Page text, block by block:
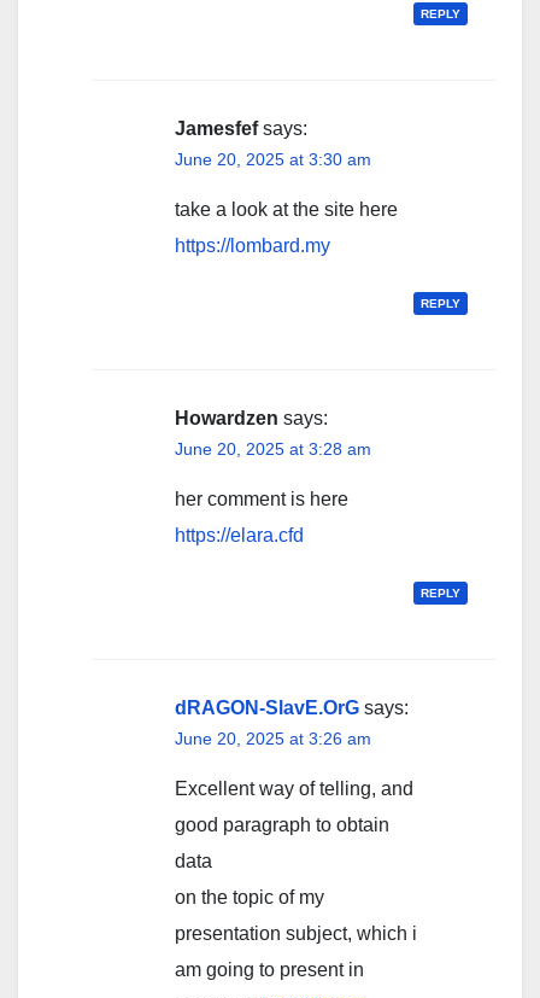
REPLY
Jamesfef says:
June 20, 2025 at 3:30 am
take a look at the site here
https://lombard.my
REPLY
Howardzen says:
June 20, 2025 at 3:28 am
her comment is here
https://elara.cfd
REPLY
dRAGON-SlavE.OrG says:
June 20, 2025 at 3:26 am
Excellent way of telling, and
good paragraph to obtain
data
on the topic of my
presentation subject, which i
am going to present in